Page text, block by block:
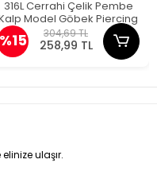
316L Cerrahi Çelik Pembe
Model Göbek Piercing
%15 304,69 TL
258,99 TL
ulaşır.